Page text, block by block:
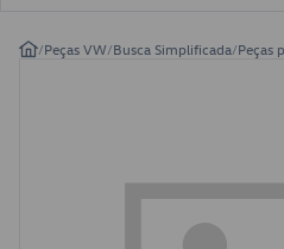
/Peças VW/Busca Simplificada/Peças